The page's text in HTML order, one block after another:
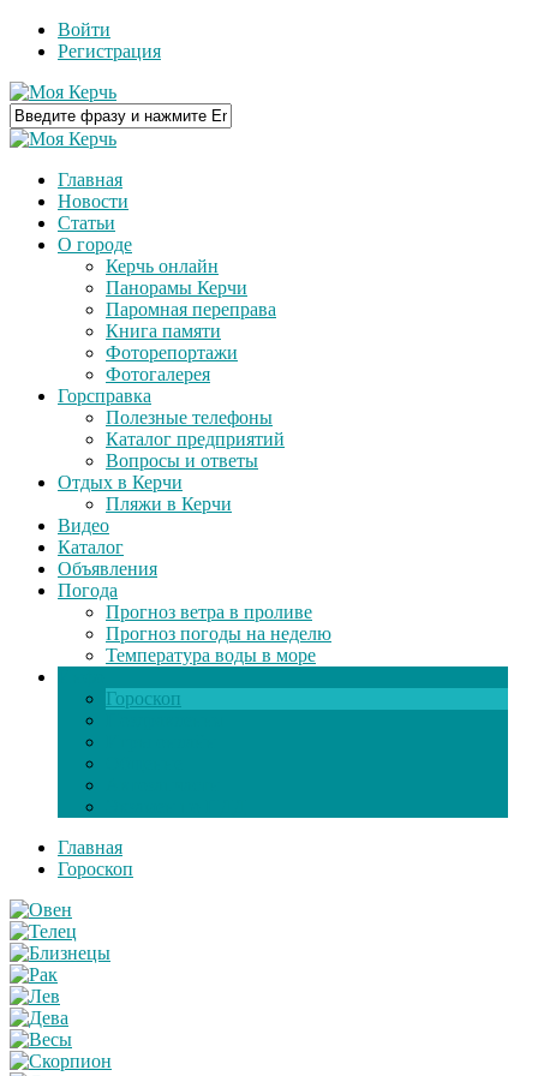
Войти
Регистрация
Главная
Новости
Статьи
О городе
Керчь онлайн
Панорамы Керчи
Паромная переправа
Книга памяти
Фоторепортажи
Фотогалерея
Горсправка
Полезные телефоны
Каталог предприятий
Вопросы и ответы
Отдых в Керчи
Пляжи в Керчи
Видео
Каталог
Объявления
Погода
Прогноз ветра в проливе
Прогноз погоды на неделю
Температура воды в море
Гороскоп
Главная
Гороскоп